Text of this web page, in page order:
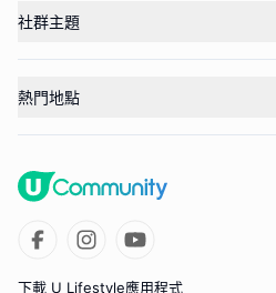
社群主題
熱門地點
下載 U Lifestyle應用程式